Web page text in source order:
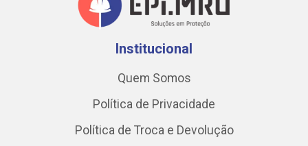
Institucional
Quem Somos
Política de Privacidade
Política de Troca e Devolução